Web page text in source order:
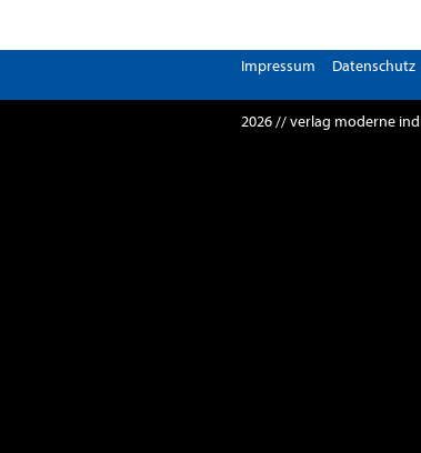
Impressum Datenschutz
2026 // verlag moderne